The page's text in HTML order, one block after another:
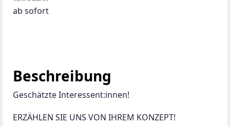
ab sofort
Beschreibung
Geschätzte Interessent:innen!
ERZÄHLEN SIE UNS VON IHREM KONZEPT!